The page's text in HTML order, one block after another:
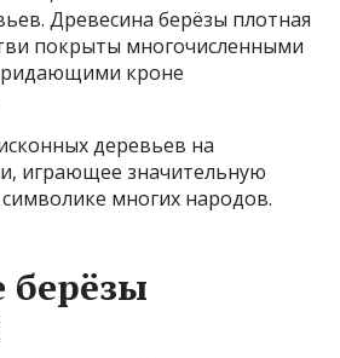
Древесина берёзы плотная
покрыты многочисленными
кроне
деревьев на
играющее значительную
многих народов.
берёзы